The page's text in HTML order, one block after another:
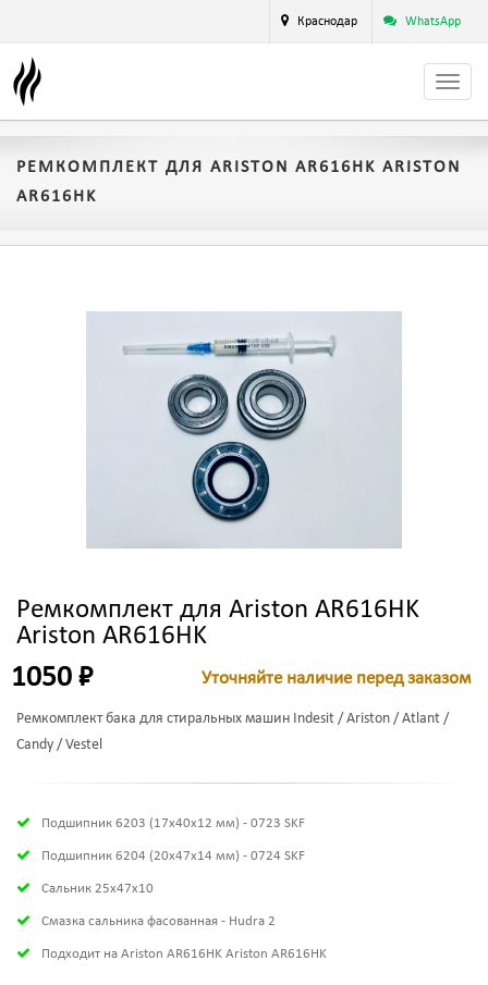
Краснодар WhatsApp
РЕМКОМПЛЕКТ ДЛЯ ARISTON AR616HK ARISTON
AR616HK
Ремкомплект для Ariston AR616HK
Ariston AR616HK
1050 ₽ Уточняйте наличие перед заказом
Ремкомплект бака для стиральных машин Indesit / Ariston / Atlant /
Candy / Vestel
Подшипник 6203 (17х40х12 мм) - 0723 SKF
Подшипник 6204 (20х47х14 мм) - 0724 SKF
Сальник 25x47x10
Смазка сальника фасованная - Hudra 2
Подходит на Ariston AR616HK Ariston AR616HK